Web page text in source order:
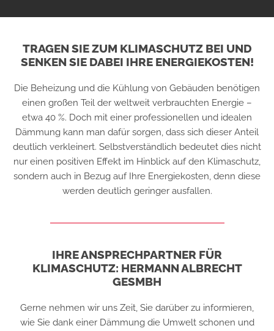
TRAGEN SIE ZUM KLIMASCHUTZ BEI UND
SENKEN SIE DABEI IHRE ENERGIEKOSTEN!
Die Beheizung und die Kühlung von Gebäuden benötigen
einen großen Teil der weltweit verbrauchten Energie –
etwa 40 %. Doch mit einer professionellen und idealen
Dämmung kann man dafür sorgen, dass sich dieser Anteil
deutlich verkleinert. Selbstverständlich bedeutet dies nicht
nur einen positiven Effekt im Hinblick auf den Klimaschutz,
sondern auch in Bezug auf Ihre Energiekosten, denn diese
werden deutlich geringer ausfallen.
IHRE ANSPRECHPARTNER FÜR
KLIMASCHUTZ: HERMANN ALBRECHT
GESMBH
Gerne nehmen wir uns Zeit, Sie darüber zu informieren,
wie Sie dank einer Dämmung die Umwelt schonen und